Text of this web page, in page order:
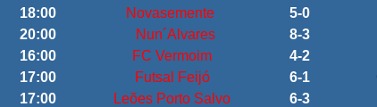
18:00 Novasemente
5-0
20:00 Nun´Alvares
8-3
16:00 FC Vermoim
4-2
17:00 Futsal Feijó 6-1
17:00 Leões Porto Salvo 6-3